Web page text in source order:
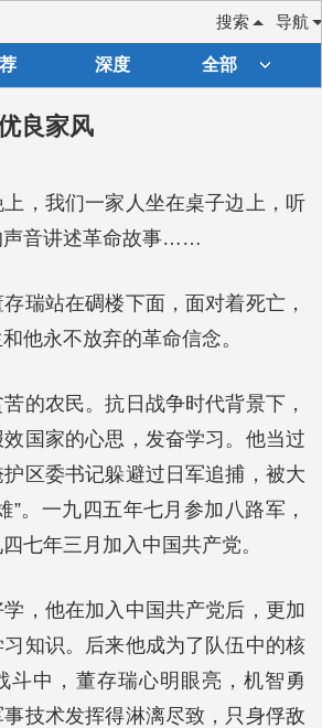
导航
搜索
深度 全部
良家风
，我们一家人坐在桌子边上，听
声音讲述革命故事……
瑞站在碉楼下面，面对着死亡，
他永不放弃的革命信念。
的农民。抗日战争时代背景下，
国家的心思，发奋学习。他当过
区委书记躲避过日军追捕，被大
”。一九四五年七月参加八路军，
七年三月加入中国共产党。
，他在加入中国共产党后，更加
知识。后来他成为了队伍中的核
斗中，董存瑞心明眼亮，机智勇
技术发挥得淋漓尽致，只身俘敌